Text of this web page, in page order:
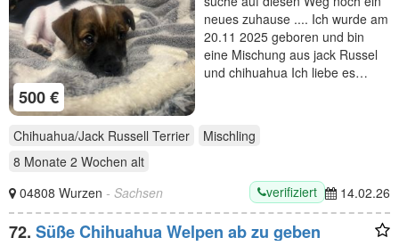
500 €
neues zuhause .... Ich wurde am
20.11 2025 geboren und bin
eine Mischung aus jack Russel
und chihuahua Ich liebe es…
Chihuahua/Jack Russell Terrier
Mischling
8 Monate 2 Wochen alt
04808 Wurzen - Sachsen verifiziert 14.02.26
72. Süße Chihuahua Welpen ab zu geben